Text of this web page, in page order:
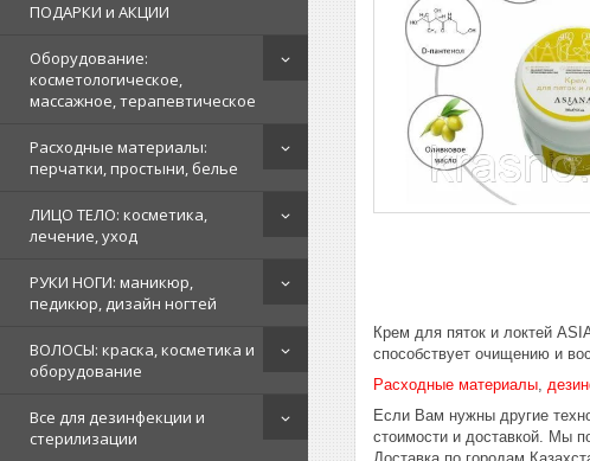
ПОДАРКИ и АКЦИИ
Оборудование:
косметологическое,
массажное, терапевтическое
Расходные материалы:
перчатки, простыни, белье
ЛИЦО ТЕЛО: косметика,
лечение, уход
РУКИ НОГИ: маникюр,
педикюр, дизайн ногтей
ВОЛОСЫ: краска, косметика и
оборудование
Все для дезинфекции и
стерилизации
Крем для пяток и локтей
способствует очищению и
Расходные материалы
Если Вам нужны другие
стоимости и доставкой.
Мы